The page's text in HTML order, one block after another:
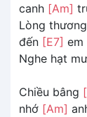
canh [Am]
Lòng thương
đến [E7] em
Nghe hạt
Chiều bâng
nhớ [Am]